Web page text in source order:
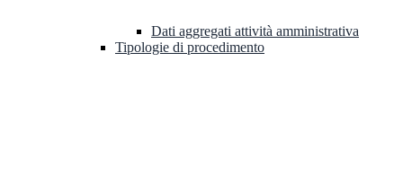
Dati aggregati attività amministrativa
Tipologie di procedimento